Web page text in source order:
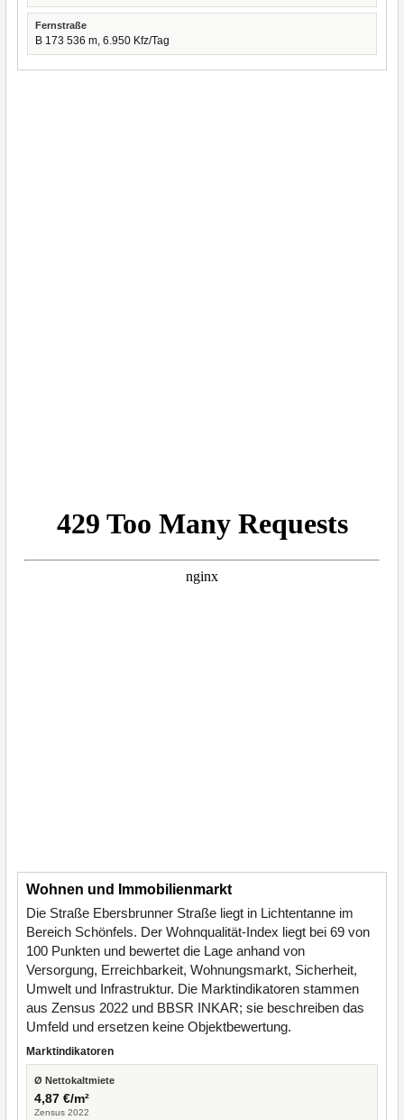
Fernstraße
B 173 536 m, 6.950 Kfz/Tag
Wohnen und Immobilienmarkt
Die Straße Ebersbrunner Straße liegt in Lichtentanne im
Bereich Schönfels. Der Wohnqualität-Index liegt bei 69 von
100 Punkten und bewertet die Lage anhand von
Versorgung, Erreichbarkeit, Wohnungsmarkt, Sicherheit,
Umwelt und Infrastruktur. Die Marktindikatoren stammen
aus Zensus 2022 und BBSR INKAR; sie beschreiben das
Umfeld und ersetzen keine Objektbewertung.
Marktindikatoren
Ø Nettokaltmiete
4,87 €/m²
Zensus 2022